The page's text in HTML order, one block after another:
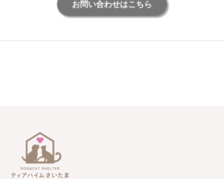
お問い合わせはこちら